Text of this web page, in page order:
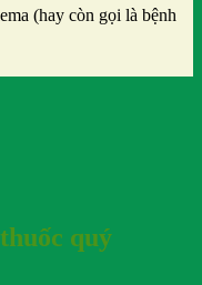
(hay còn gọi là bệnh
quý